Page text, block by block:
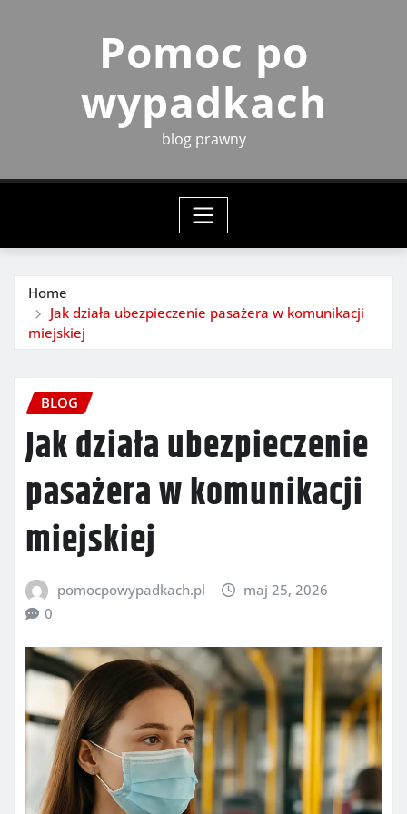
Pomoc po
wypadkach
blog prawny
Home
Jak działa ubezpieczenie pasażera w komunikacji
miejskiej
BLOG
Jak działa ubezpieczenie
pasażera w komunikacji
miejskiej
pomocpowypadkach.pl
maj 25, 2026
0